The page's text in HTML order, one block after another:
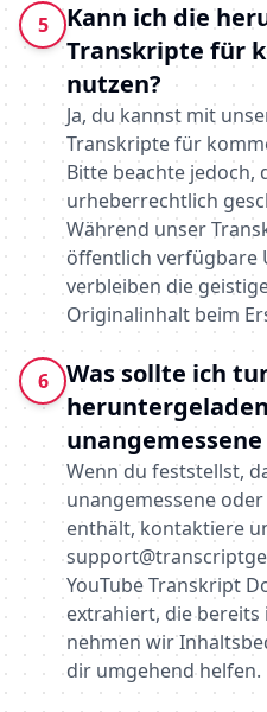
5
Kann ich die
Transkripte für
nutzen?
Ja, du kannst mit
Transkripte für
Bitte beachte jedoch,
urheberrechtlich
Während unser
öffentlich verfügbare
verbleiben die
Originalinhalt beim
6
Was sollte ich
Wenn du feststellst,
unangemessene
enthält, kontaktiere
YouTube Transkript
extrahiert, die bereits
nehmen wir
dir umgehend helfen.